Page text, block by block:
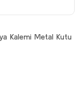
Kalemi Metal Kutu